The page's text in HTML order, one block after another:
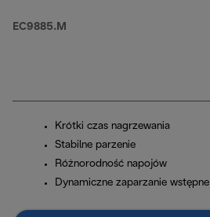
EC9885.M
Krótki czas nagrzewania
Stabilne parzenie
Różnorodność napojów
Dynamiczne zaparzanie wstępne